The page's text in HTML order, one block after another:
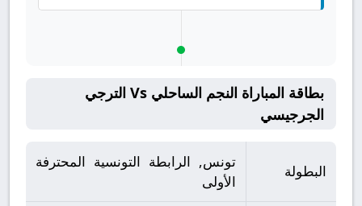
بطاقة المباراة النجم الساحلي Vs الترجي
الجرجيسي
البطولة
تونس, الرابطة التونسية المحترفة
الأولى